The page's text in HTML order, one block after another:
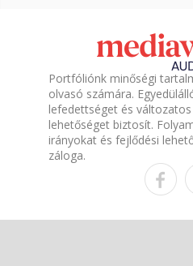
Portfóliónk minőségi
olvasó számára.
lefedettséget és
lehetőséget biztosít.
irányokat és fejlődési
záloga.